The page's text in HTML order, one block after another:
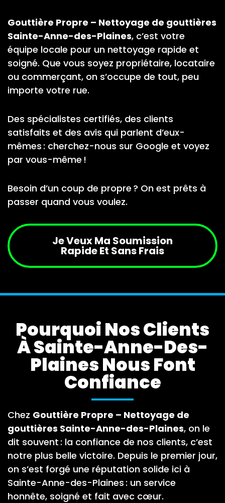
Gouttière Propre – Nettoyage de gouttières
Sainte-Anne-des-Plaines, c’est votre
équipe locale pour un nettoyage rapide et
soigné. Que vous soyez propriétaire, locataire
ou commerçant, on s’occupe de tout, peu
importe votre rue.
Des spécialistes certifiés, des clients
satisfaits et des avis qui parlent d’eux-
mêmes : cherchez-nous sur Google et voyez
par vous-même !
Besoin d’un coup de propre ? On est prêts à
passer quand vous voulez.
Je Veux Ma Soumission
Rapide Et Sans Frais
Pourquoi Nos Clients
À Sainte-Anne-Des-
Plaines Nous Font
Confiance
Chez Gouttière Propre – Nettoyage de
gouttières Sainte-Anne-des-Plaines, on le
dit souvent : la confiance de nos clients, c’est
notre plus belle victoire. Depuis le premier jour,
on s’est forgé une réputation solide ici à
Sainte-Anne-des-Plaines : un service
honnête, soigné et fait avec cœur.